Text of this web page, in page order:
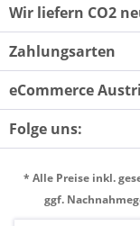
Wir liefern CO2
Zahlungsarten
eCommerce
Folge uns:
* Alle Preise inkl.
ggf.